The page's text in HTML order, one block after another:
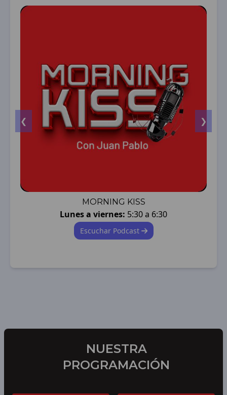
MORNING KISS
Lunes a viernes: 5:30 a 6:30
Escuchar Podcast
❮ ❯
NUESTRA
PROGRAMACIÓN